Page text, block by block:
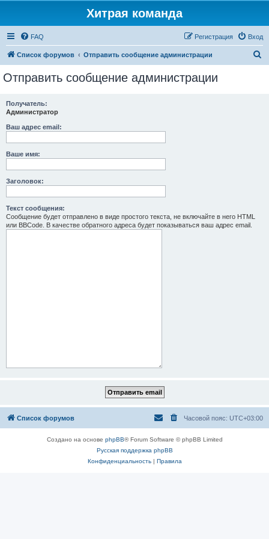
Хитрая команда
FAQ Вход
Регистрация
Список форумов Отправить сообщение администрации
Отправить сообщение администрации
Получатель:
Администратор
Ваш адрес email:
Ваше имя:
Заголовок:
Текст сообщения:
Сообщение будет отправлено в виде простого текста, не включайте в него HTML
или BBCode. В качестве обратного адреса будет показываться ваш адрес email.
Список форумов Часовой пояс: UTC+03:00
Создано на основе phpBB® Forum Software © phpBB Limited
Русская поддержка phpBB
Конфиденциальность| Правила